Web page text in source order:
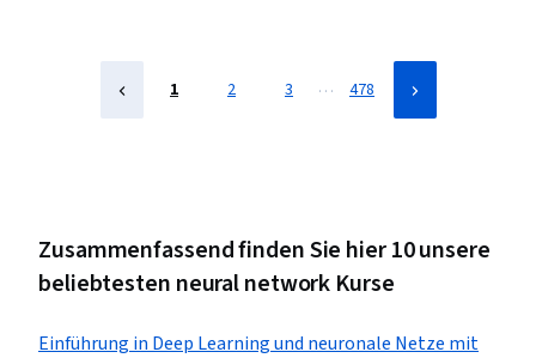
1 2 3 … 478
Zusammenfassend finden Sie hier 10 unsere
beliebtesten neural network Kurse
Einführung in Deep Learning und neuronale Netze mit